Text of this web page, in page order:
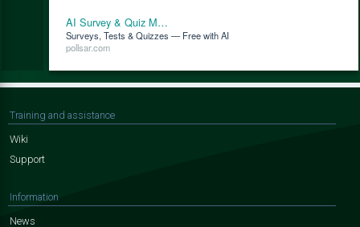
AI Survey & Quiz M…
Surveys, Tests & Quizzes — Free with AI
pollsar.com
Training and assistance
Wiki
Support
Information
News